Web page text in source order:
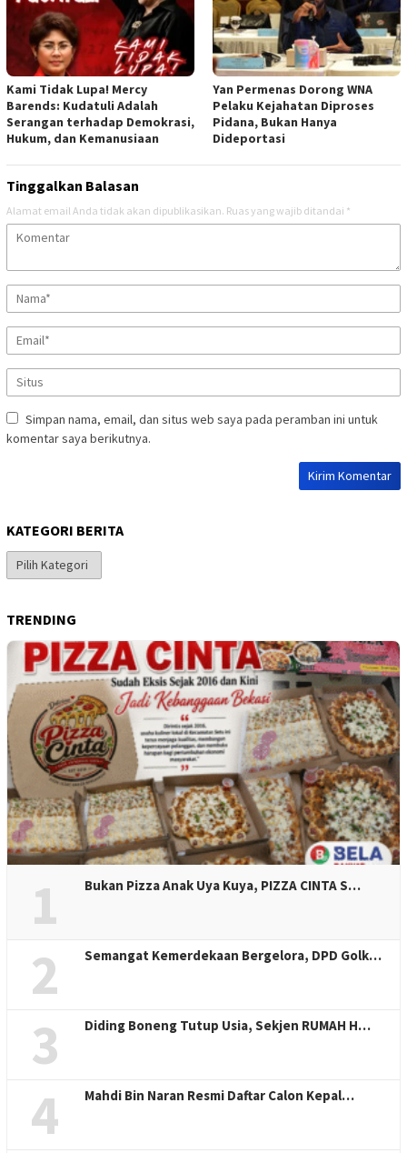
Kami Tidak Lupa! Mercy
Barends: Kudatuli Adalah
Serangan terhadap Demokrasi,
Hukum, dan Kemanusiaan
Yan Permenas Dorong WNA
Pelaku Kejahatan Diproses
Pidana, Bukan Hanya
Dideportasi
Tinggalkan Balasan
Alamat email Anda tidak akan dipublikasikan. Ruas yang wajib ditandai *
Simpan nama, email, dan situs web saya pada peramban ini untuk
komentar saya berikutnya.
KATEGORI BERITA
Kategori
Berita
TRENDING
1 Bukan Pizza Anak Uya Kuya, PIZZA CINTA S…
2 Semangat Kemerdekaan Bergelora, DPD Golk…
3 Diding Boneng Tutup Usia, Sekjen RUMAH H…
4 Mahdi Bin Naran Resmi Daftar Calon Kepal…